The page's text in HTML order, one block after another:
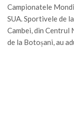
Campionatele
SUA. Sportivele de
Cambei, din Centrul
de la Botoșani, au